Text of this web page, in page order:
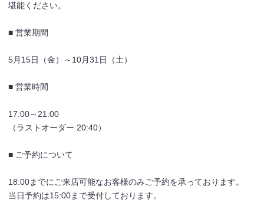
堪能ください。
■ 営業期間
5月15日（金）～10月31日（土）
■ 営業時間
17:00～21:00
（ラストオーダー 20:40）
■ ご予約について
18:00までにご来店可能なお客様のみご予約を承っております。
当日予約は15:00まで受付しております。